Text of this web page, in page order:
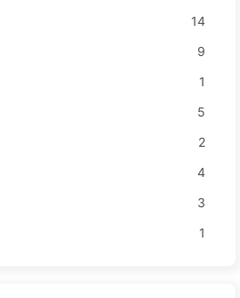
14
9
1
5
2
4
3
1